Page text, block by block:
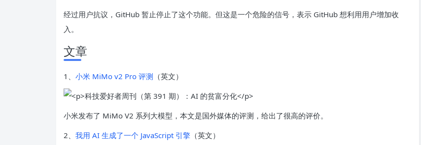
经过用户抗议，GitHub 暂止停止了这个功能。但这是一个危险的信号，表示 GitHub 想利用用户增加收
入。
文章
1、 小米 MiMo v2 Pro 评测 （英文）
小米发布了 MiMo V2 系列大模型，本文是国外媒体的评测，给出了很高的评价。
2、 我用 AI 生成了一个 JavaScript 引擎 （英文）